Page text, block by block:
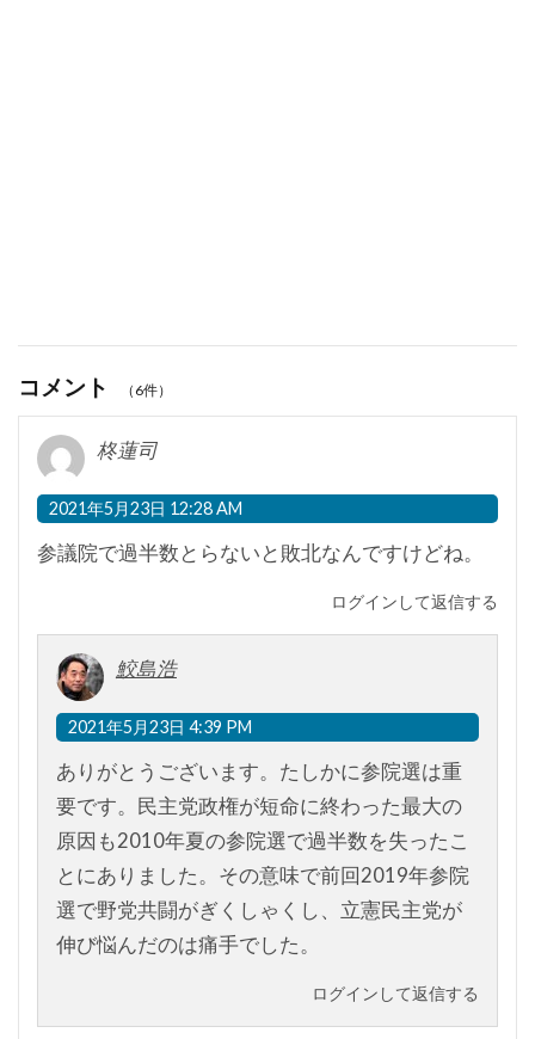
コメント （6件）
柊蓮司
2021年5月23日 12:28 AM
参議院で過半数とらないと敗北なんですけどね。
ログインして返信する
鮫島浩
2021年5月23日 4:39 PM
ありがとうございます。たしかに参院選は重
要です。民主党政権が短命に終わった最大の
原因も2010年夏の参院選で過半数を失ったこ
とにありました。その意味で前回2019年参院
選で野党共闘がぎくしゃくし、立憲民主党が
伸び悩んだのは痛手でした。
ログインして返信する